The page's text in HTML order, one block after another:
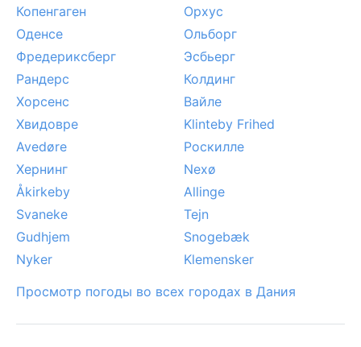
Копенгаген
Орхус
Оденсе
Ольборг
Фредериксберг
Эсбьерг
Рандерс
Колдинг
Хорсенс
Вайле
Хвидовре
Klinteby Frihed
Avedøre
Роскилле
Хернинг
Nexø
Åkirkeby
Allinge
Svaneke
Tejn
Gudhjem
Snogebæk
Nyker
Klemensker
Просмотр погоды во всех городах в Дания